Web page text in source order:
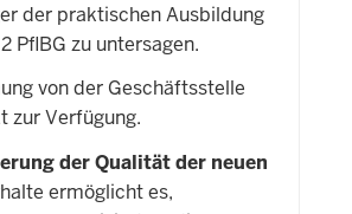
der praktischen Ausbildung
PflBG zu untersagen.
von der Geschäftsstelle
zur Verfügung.
der Qualität der neuen
ermöglicht es,